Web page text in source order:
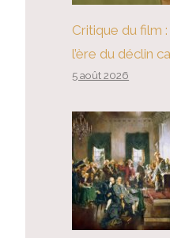
Critique du film
l’ère du déclin
5 août 2026